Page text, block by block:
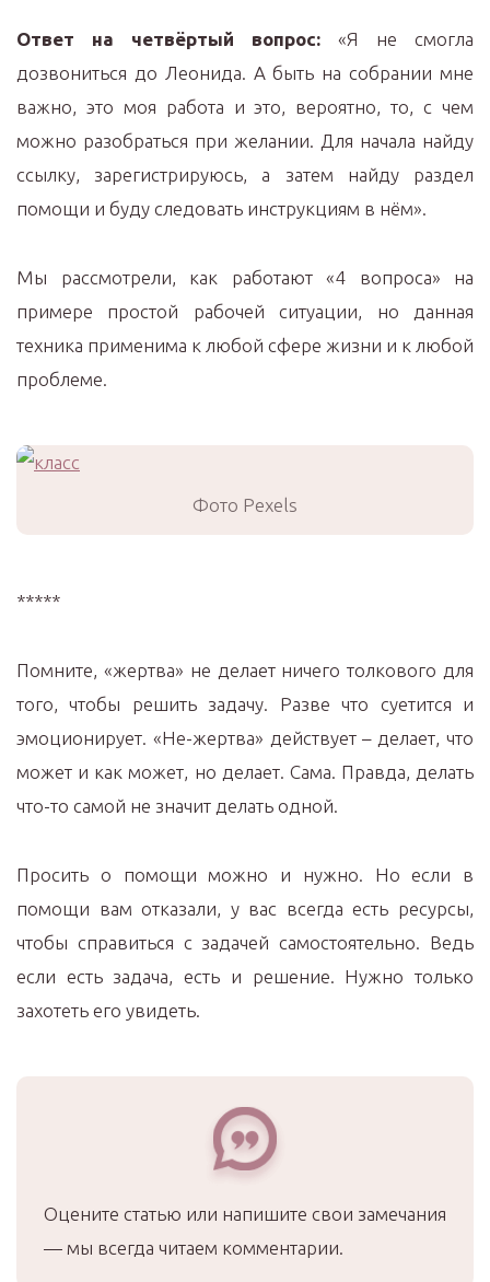
Ответ на четвёртый вопрос: «Я не смогла
дозвониться до Леонида. А быть на собрании мне
важно, это моя работа и это, вероятно, то, с чем
можно разобраться при желании. Для начала найду
ссылку, зарегистрируюсь, а затем найду раздел
помощи и буду следовать инструкциям в нём».
Мы рассмотрели, как работают «4 вопроса» на
примере простой рабочей ситуации, но данная
техника применима к любой сфере жизни и к любой
проблеме.
Фото Pexels
*****
Помните, «жертва» не делает ничего толкового для
того, чтобы решить задачу. Разве что суетится и
эмоционирует. «Не-жертва» действует – делает, что
может и как может, но делает. Сама. Правда, делать
что-то самой не значит делать одной.
Просить о помощи можно и нужно. Но если в
помощи вам отказали, у вас всегда есть ресурсы,
чтобы справиться с задачей самостоятельно. Ведь
если есть задача, есть и решение. Нужно только
захотеть его увидеть.
Оцените статью или напишите свои замечания
— мы всегда читаем комментарии.